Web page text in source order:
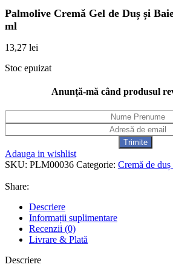
Palmolive Cremă Gel de Duș și
ml
13,27 lei
Stoc epuizat
Anunță-mă când produsul
Adauga in wishlist
SKU: PLM00036 Categorie: Cremă de duș
Share:
Descriere
Informații suplimentare
Recenzii (0)
Livrare & Plată
Descriere